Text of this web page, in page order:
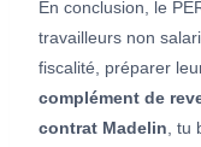
En conclusion, le
travailleurs non
fiscalité, préparer
complément de
contrat Madelin ,